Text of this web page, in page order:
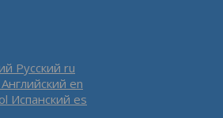
Русский ru
Английский en
Испанский es